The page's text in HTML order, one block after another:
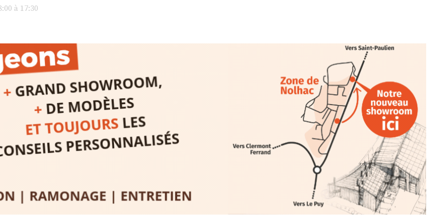
unstage
, à seulement30
à 17:30
Programmée en off du festival d’Auzon, cette
raison de plus d’aller faire un tour dans la cité
médiévale du Brivadois cet été.
INTERVIEW
STRADA Bernard Turle, vous avez ouvert une
galerie à Auzon…